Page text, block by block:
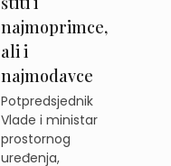
najmoprimce,
ali i
najmodavce
Potpredsjednik
Vlade i ministar
prostornog
uređenja,